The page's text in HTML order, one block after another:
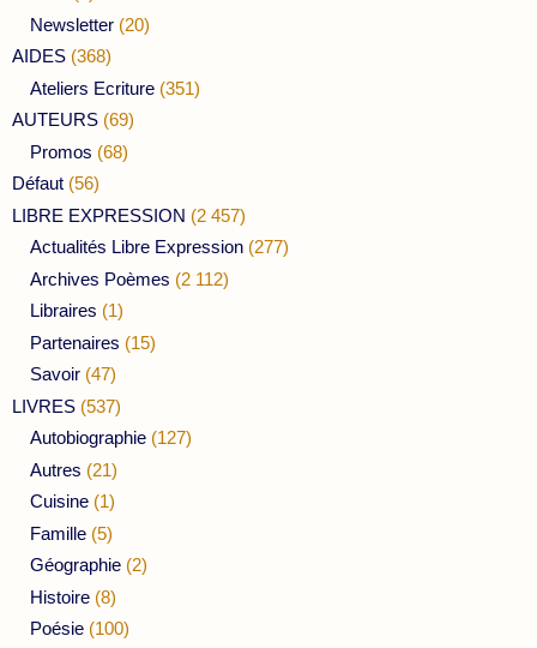
Newsletter (20)
AIDES (368)
Ateliers Ecriture (351)
AUTEURS (69)
Promos (68)
Défaut (56)
LIBRE EXPRESSION (2 457)
Actualités Libre Expression (277)
Archives Poèmes (2 112)
Libraires (1)
Partenaires (15)
Savoir (47)
LIVRES (537)
Autobiographie (127)
Autres (21)
Cuisine (1)
Famille (5)
Géographie (2)
Histoire (8)
Poésie (100)